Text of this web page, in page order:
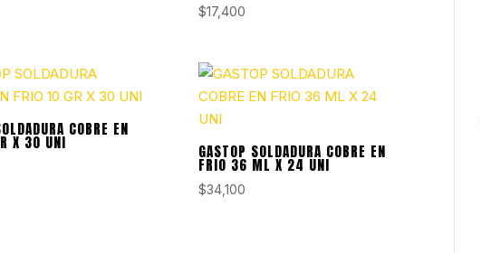
$17,400
COBRE EN
X 30 UNI GASTOP SOLDADURA COBRE EN
FRIO 36 ML X 24 UNI
$34,100